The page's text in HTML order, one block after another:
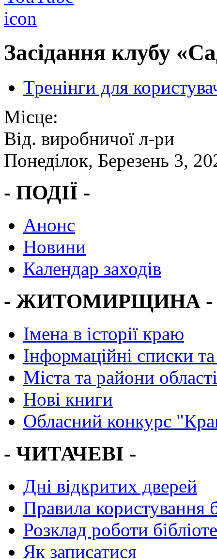
Засідання клубу
Тренінги для
Місце:
Від. виробничої л-ри
Понеділок, Березень 3,
- ПОДІЇ -
Анонс
Новини
Календар заходів
- ЖИТОМИРЩИНА -
Імена в історії краю
Інформаційні списки
Міста та райони області
Нові книги
Обласний конкурс
- ЧИТАЧЕВІ -
Дні відкритих дверей
Правила користування
Розклад роботи
Як записатися